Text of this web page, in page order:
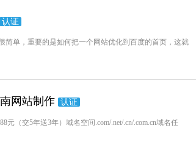
认证
简单，重要的是如何把一个网站优化到百度的首页，这就
网站制作 认证
（交5年送3年）域名空间.com/.net/.cn/.com.cn域名任